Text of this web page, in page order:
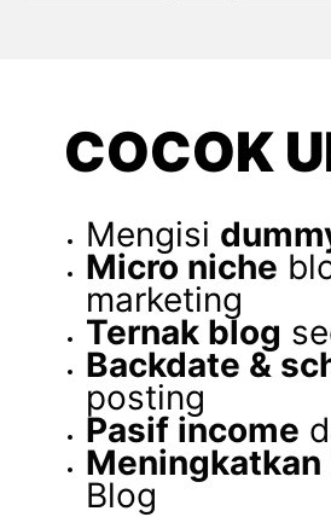
COCOK
Mengisi
Micro niche
marketing
Ternak blog
Backdate &
posting
Pasif income
Meningkatkan
Blog